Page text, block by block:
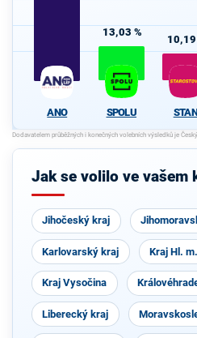
ANO
13,03 %
SPOLU
10,19
STAN
Jak se volilo ve vašem
Jihočeský kraj
Karlovarský kraj Kraj Hl.
Kraj Vysočina
Liberecký kraj